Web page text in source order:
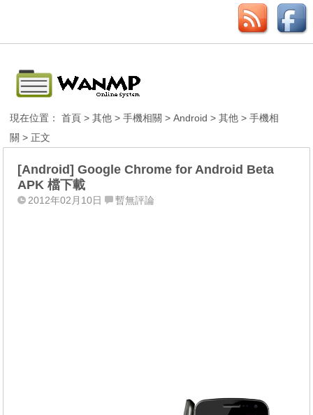
現在位置：首頁 >其他 >手機相關 >Android >其他 >手機相
關 > 正文
[Android] Google Chrome for Android Beta
APK 檔下載
2012年02月10日 暫無評論